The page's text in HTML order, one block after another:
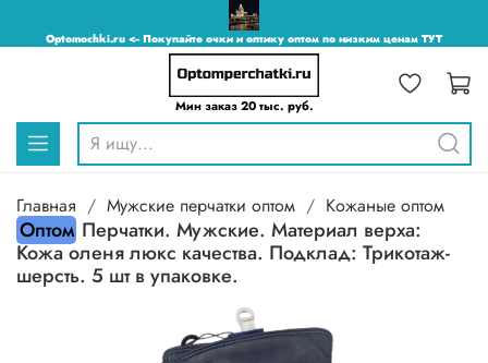
Optomochki.ru <-- Покупайте очки и оптику оптом по низким ценам ТУТ
Мин заказ 20 тыс. руб.
Главная Мужские перчатки оптом Кожаные оптом
Оптом Перчатки. Мужские. Материал верха:
Кожа оленя люкс качества. Подклад: Трикотаж-
шерсть. 5 шт в упаковке.